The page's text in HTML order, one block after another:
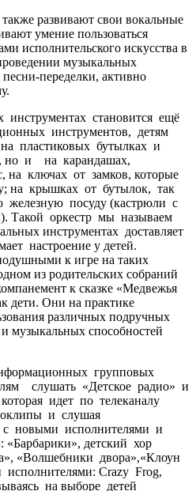
развивают свои вокальные
умение пользоваться
исполнительского искусства в
музыкальных
переделки, активно
становится ещё
инструментов, детям
пластиковых бутылках и
но и на карандашах,
ключах от замков, которые
на крышках от бутылок, так
железную посуду (кастрюли с
Такой оркестр мы называем
инструментах доставляет
настроение у детей.
к игре на таких
из родительских собраний
к сказке «Медвежья
дети. Они на практике
различных подручных
и музыкальных способностей
групповых
слушать «Детское радио» и
идет по телеканалу
и слушая
с новыми исполнителями и
детский хор
«Волшебники двора»,«Клоун
Crazy Frog,
на выборе детей